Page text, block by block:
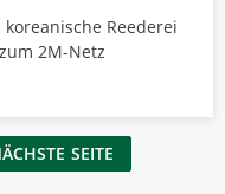
Reederei
2M-Netz
SEITE